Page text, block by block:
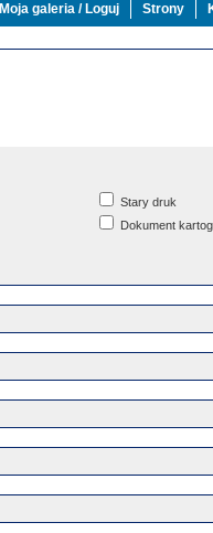
Moja galeria / Loguj Strony
Stary druk
Dokument